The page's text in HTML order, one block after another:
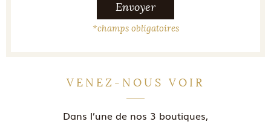
Envoyer
*champs obligatoires
VENEZ-NOUS VOIR
Dans l’une de nos 3 boutiques,